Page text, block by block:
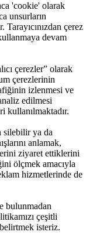
'cookie' olarak
unsurların
çerez
devam
çerezler” olarak
çerezlerinin
izlenmesi ve
edilmesi
kullanılmaktadır.
silebilir ya da
anlamak,
ziyaret ettiklerini
ölçmek amacıyla
hizmetlerinde de
bulunmadan
çeşitli
isteriz.